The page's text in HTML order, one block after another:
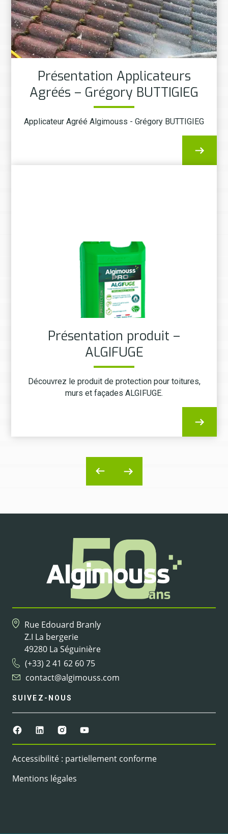
Présentation Applicateurs
Agréés – Grégory BUTTIGIEG
Applicateur Agréé Algimouss - Grégory BUTTIGIEG
Présentation produit –
ALGIFUGE
Découvrez le produit de protection pour toitures,
murs et façades ALGIFUGE.
Rue Edouard Branly
Z.I La bergerie
49280 La Séguinière
(+33) 2 41 62 60 75
contact@algimouss.com
SUIVEZ-NOUS
Accessibilité : partiellement conforme
Mentions légales